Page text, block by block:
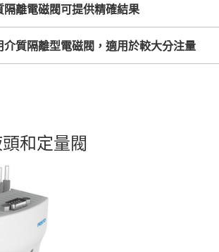
離電磁閥可提供精確結果
質隔離型電磁閥，適用於較大分注量
和定量閥